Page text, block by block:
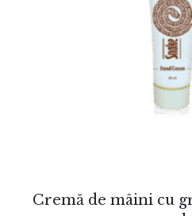
Cremă de mâini cu